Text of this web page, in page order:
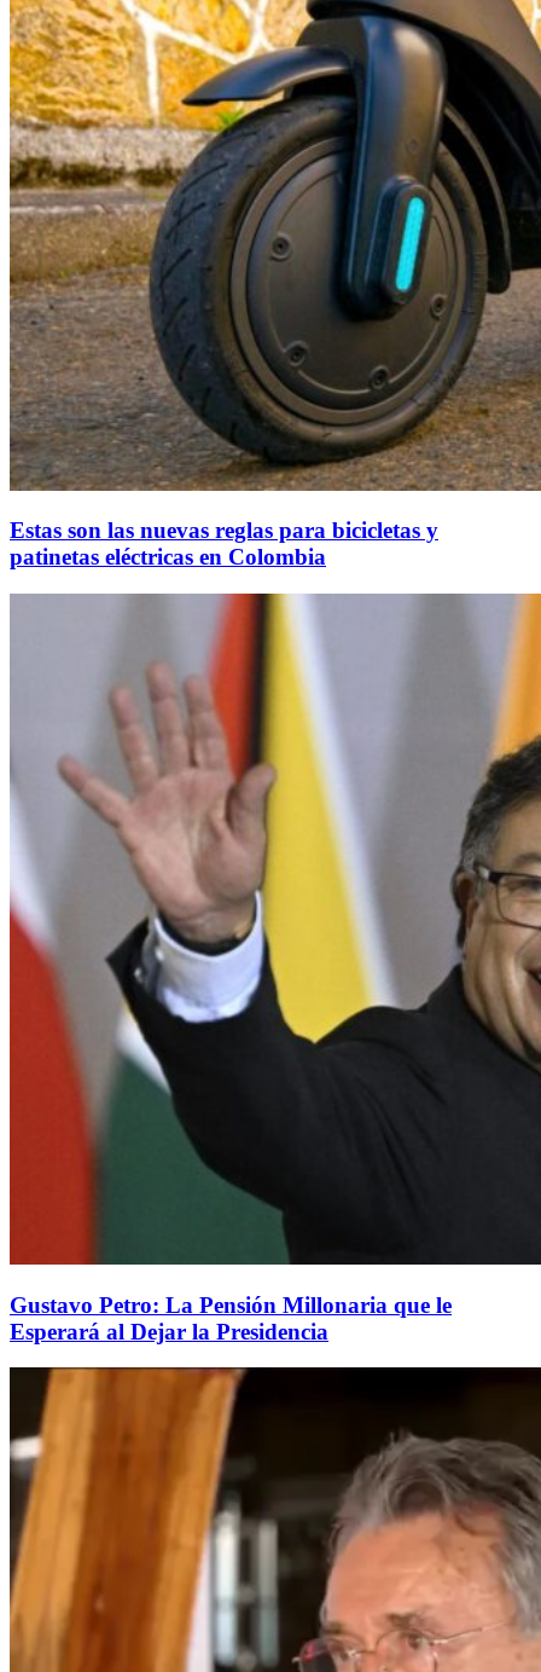
Estas son las nuevas reglas para bicicletas y
patinetas eléctricas en Colombia
Gustavo Petro: La Pensión Millonaria que le
Esperará al Dejar la Presidencia